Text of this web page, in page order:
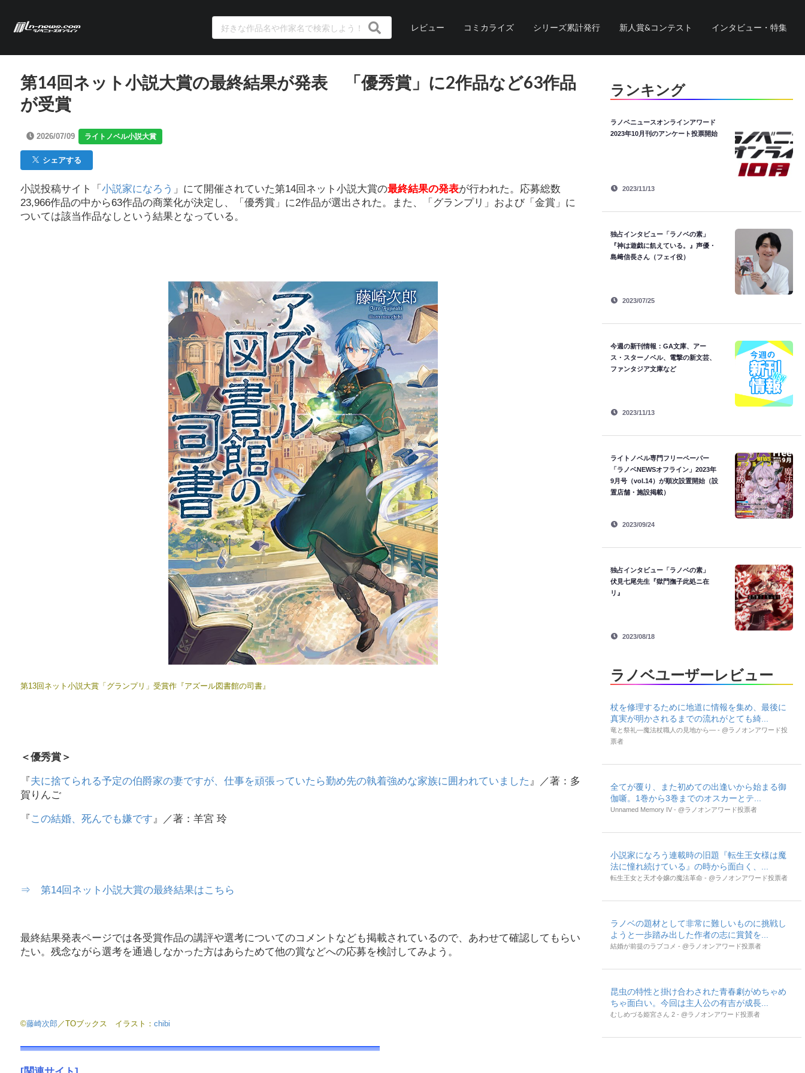
レビュー コミカライズ シリーズ累計発行 新人賞&コンテスト インタビュー・特集
第14回ネット小説大賞の最終結果が発表 「優秀賞」に2作品など63作品
が受賞
2026/07/09 ライトノベル小説大賞
シェアする
小説投稿サイト「 小説家になろう 」にて開催されていた第14回ネット小説大賞の最終結果の発表が行われた。応募総数
23,966作品の中から63作品の商業化が決定し、「優秀賞」に2作品が選出された。また、「グランプリ」および「金賞」に
ついては該当作品なしという結果となっている。
第13回ネット小説大賞「グランプリ」受賞作『アズール図書館の司書』
＜優秀賞＞
『夫に捨てられる予定の伯爵家の妻ですが、仕事を頑張っていたら勤め先の執着強めな家族に囲われていました 』／著：多
賀りんご
『 この結婚、死んでも嫌です 』／著：羊宮 玲
⇒ 第14回ネット小説大賞の最終結果はこちら
最終結果発表ページでは各受賞作品の講評や選考についてのコメントなども掲載されているので、あわせて確認してもらい
たい。残念ながら選考を通過しなかった方はあらためて他の賞などへの応募を検討してみよう。
©藤崎次郎 ／TOブックス イラスト： chibi
ランキング
ラノベニュースオンラインアワード
2023年10月刊のアンケート投票開始
2023/11/13
独占インタビュー「ラノベの素」
『神は遊戯に飢えている。』声優・
島﨑信長さん（フェイ役）
2023/07/25
今週の新刊情報：GA文庫、アー
ス・スターノベル、電撃の新文芸、
ファンタジア文庫など
2023/11/13
ライトノベル専門フリーペーパー
「ラノベNEWSオフライン」2023年
9月号（vol.14）が順次設置開始（設
置店舗・施設掲載）
2023/09/24
独占インタビュー「ラノベの素」
伏見七尾先生『獄門撫子此処ニ在
リ』
2023/08/18
ラノベユーザーレビュー
杖を修理するために地道に情報を集め、最後に
真実が明かされるまでの流れがとても綺...
竜と祭礼―魔法杖職人の見地から― - @ラノオンアワード投
票者
全てが覆り、また初めての出逢いから始まる御
伽噺。1巻から3巻までのオスカーとテ...
Unnamed Memory IV - @ラノオンアワード投票者
小説家になろう連載時の旧題『転生王女様は魔
法に憧れ続けている』の時から面白く、...
転生王女と天才令嬢の魔法革命 - @ラノオンアワード投票者
ラノベの題材として非常に難しいものに挑戦し
ようと一歩踏み出した作者の志に賞賛を...
結婚が前提のラブコメ - @ラノオンアワード投票者
昆虫の特性と掛け合わされた青春劇がめちゃめ
ちゃ面白い。今回は主人公の有吉が成長...
むしめづる姫宮さん 2 - @ラノオンアワード投票者